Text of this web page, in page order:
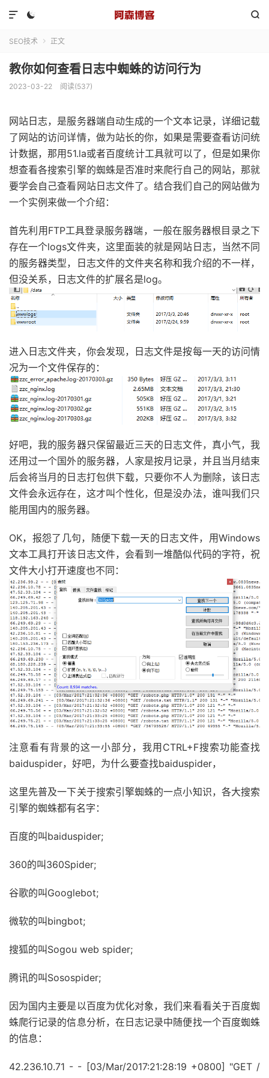
 

SEO技术  正文
教你如何查看日志中蜘蛛的访问行为
2023-03-22 阅读(537)
网站日志，是服务器端自动生成的一个文本记录，详细记载
了网站的访问详情，做为站长的你，如果是需要查看访问统
计数据，那用51.la或者百度统计工具就可以了，但是如果你
想查看各搜索引擎的蜘蛛是否准时来爬行自己的网站，那就
要学会自己查看网站日志文件了。结合我们自己的网站做为
一个实例来做一个介绍：
首先利用FTP工具登录服务器端，一般在服务器根目录之下
存在一个logs文件夹，这里面装的就是网站日志，当然不同
的服务器类型，日志文件的文件夹名称和我介绍的不一样，
但没关系，日志文件的扩展名是log。
进入日志文件夹，你会发现，日志文件是按每一天的访问情
况为一个文件保存的：
好吧，我的服务器只保留最近三天的日志文件，真小气，我
还用过一个国外的服务器，人家是按月记录，并且当月结束
后会将当月的日志打包供下载，只要你不人为删除，该日志
文件会永远存在，这才叫个性化，但是没办法，谁叫我们只
能用国内的服务器。
OK，报怨了几句，随便下载一天的日志文件，用Windows
文本工具打开该日志文件，会看到一堆酷似代码的字符，祝
文件大小打开速度也不同：
注意看有背景的这一小部分，我用CTRL+F搜索功能查找
baiduspider，好吧，为什么要查找baiduspider，
这里先普及一下关于搜索引擎蜘蛛的一点小知识，各大搜索
引擎的蜘蛛都有名字：
百度的叫baiduspider;
360的叫360Spider;
谷歌的叫Googlebot;
微软的叫bingbot;
搜狐的叫Sogou web spider;
腾讯的叫Sosospider;
因为国内主要是以百度为优化对象，我们来看看关于百度蜘
蛛爬行记录的信息分析，在日志记录中随便找一个百度蜘蛛
的信息：
42.236.10.71 - - [03/Mar/2017:21:28:19 +0800] "GET /